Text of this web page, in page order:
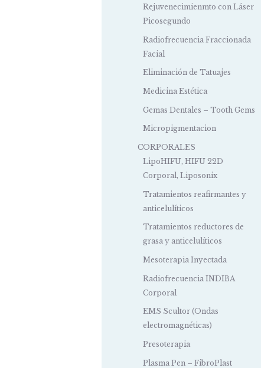
Rejuvenecimienmto con Láser
Picosegundo
Radiofrecuencia Fraccionada
Facial
Eliminación de Tatuajes
Medicina Estética
Gemas Dentales – Tooth Gems
Micropigmentacion
CORPORALES
LipoHIFU, HIFU 22D
Corporal, Liposonix
Tratamientos reafirmantes y
anticelulíticos
Tratamientos reductores de
grasa y anticelulíticos
Mesoterapia Inyectada
Radiofrecuencia INDIBA
Corporal
EMS Scultor (Ondas
electromagnéticas)
Presoterapia
Plasma Pen – FibroPlast